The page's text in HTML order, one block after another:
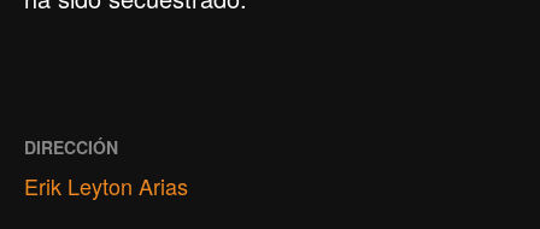
DIRECCIÓN
Erik Leyton Arias